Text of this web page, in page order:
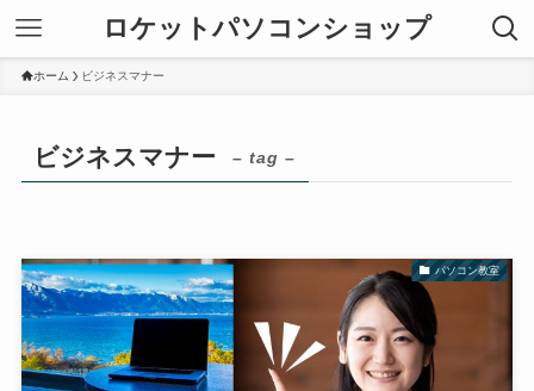
ロケットパソコンショップ
ホーム ビジネスマナー
ビジネスマナー – tag –
パソコン教室